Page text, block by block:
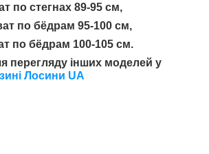
по стегнах 89-95 см,
по бёдрам 95-100 см,
по бёдрам 100-105 см.
перегляду інших моделей у
Лосини UA